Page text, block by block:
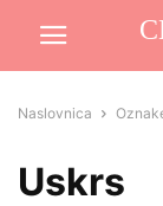
Naslovnica
Uskrs